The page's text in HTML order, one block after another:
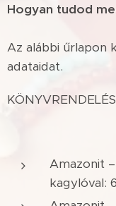
Hogyan tudod
Az alábbi űrlapon
adataidat.
Amazonit
kagylóval: